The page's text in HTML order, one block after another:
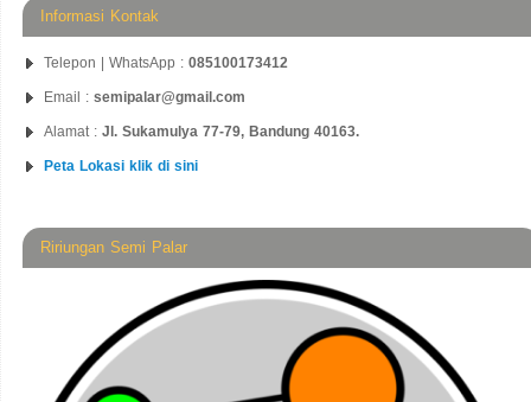
Informasi Kontak
Telepon | WhatsApp : 085100173412
Email : semipalar@gmail.com
Alamat : Jl. Sukamulya 77-79, Bandung 40163.
Peta Lokasi klik di sini
Ririungan Semi Palar